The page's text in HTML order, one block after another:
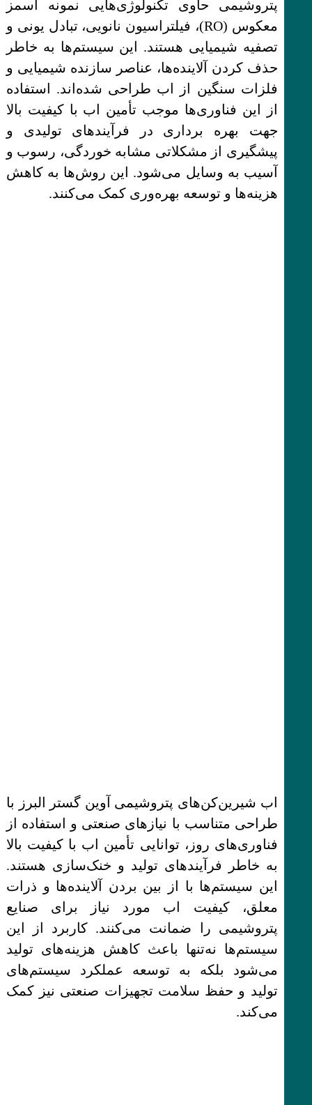
پتروشیمی حاوی تکنولوژی‌هایی نمونه اسمز
معکوس (RO)، فیلتراسیون نانویی، تبادل یونی و
تصفیه شیمیایی هستند. این سیستم‌ها به خاطر
حذف کردن آلاینده‌ها، عناصر سازنده شیمیایی و
فلزات سنگین از اب طراحی شده‌اند. استفاده
از این فناوری‌ها موجب تأمین اب با کیفیت بالا
جهت بهره برداری در فرآیندهای تولیدی و
پیشگیری از مشکلاتی مشابه خوردگی، رسوب و
آسیب به وسایل می‌شود. این روش‌ها به کاهش
هزینه‌ها و توسعه بهره‌وری کمک می‌کنند.
اب شیرین‌کن‌های پتروشیمی آوین گستر البرز با
طراحی متناسب با نیازهای صنعتی و استفاده از
فناوری‌های روز، توانایی تأمین اب با کیفیت بالا
به خاطر فرآیندهای تولید و خنک‌سازی هستند.
این سیستم‌ها با از بین بردن آلاینده‌ها و ذرات
معلق، کیفیت اب مورد نیاز برای صنایع
پتروشیمی را ضمانت می‌کنند. کاربرد از این
سیستم‌ها نه‌تنها باعث کاهش هزینه‌های تولید
می‌شود بلکه به توسعه عملکرد سیستم‌های
تولید و حفظ سلامت تجهیزات صنعتی نیز کمک
می‌کند.